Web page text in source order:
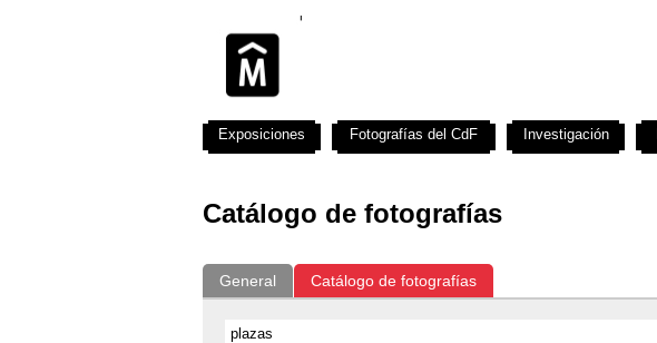
Catálogo de fotografías
General Catálogo de fotografías
Exposiciones Fotografías del CdF Investigación